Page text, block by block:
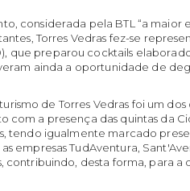
considerada pela BTL “a maior
Torres Vedras fez-se
que preparou cocktails
ainda a oportunidade de
de Torres Vedras foi um
com a presença das quintas da
tendo igualmente marcado
empresas TudAventura,
contribuindo, desta forma, para